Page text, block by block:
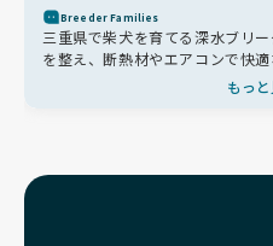
Breeder Families
三重県で柴犬を育てる深水ブリ
を整え、断熱材やエアコンで快
育で家庭的に育てられており、
とで、将来の姿や性格も安心し
ず、健全な柴犬の血統維持を目
もっ